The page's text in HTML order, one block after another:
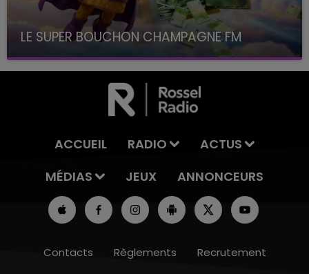
LE SUPER BOUCHON CHAMPAGNE FM
avec La Famille Champagne FM, à 8H10
ACCUEIL RADIO
ACTUS
MÉDIAS
JEUX ANNONCEURS
Contacts Règlements Recrutement